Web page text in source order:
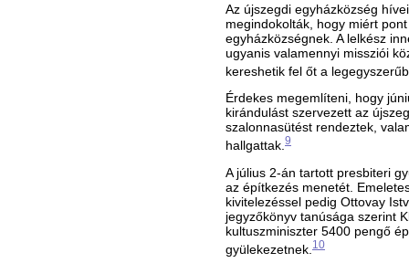
Az újszegdi egyházközség
megindokolták, hogy miért
egyházközségnek. A lelkész
ugyanis valamennyi missziói
kereshetik fel őt a
Érdekes megemlíteni, hogy
kirándulást szervezett az
szalonnasütést rendeztek,
hallgattak. 9
A július 2-án tartott presbiteri
az építkezés menetét.
kivitelezéssel pedig Ottovay
jegyzőkönyv tanúsága szerint
kultuszminiszter 5400 pengő
gyülekezetnek. 10